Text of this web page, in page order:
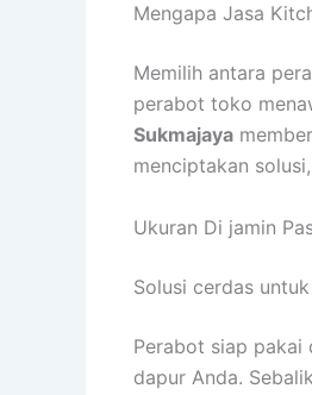
Mengapa Jasa
Memilih antara
perabot toko
Sukmajaya
menciptakan
Ukuran Di jamin
Solusi cerdas
Perabot siap pakai
dapur Anda.